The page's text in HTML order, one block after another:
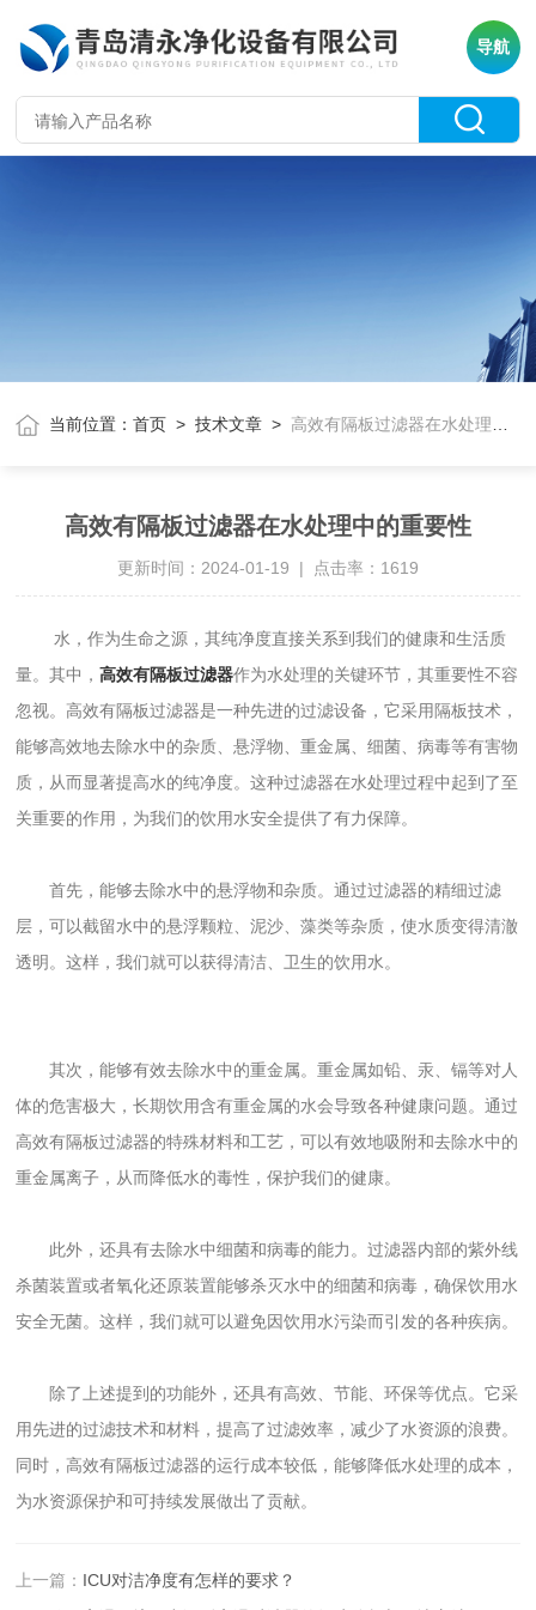
导航
当前位置：首页 >技术文章 > 高效有隔板过滤器在水处理中的重要性
高效有隔板过滤器在水处理中的重要性
更新时间：2024-01-19 | 点击率：1619
水，作为生命之源，其纯净度直接关系到我们的健康和生活质
量。其中，高效有隔板过滤器作为水处理的关键环节，其重要性不容
忽视。高效有隔板过滤器是一种先进的过滤设备，它采用隔板技术，
能够高效地去除水中的杂质、悬浮物、重金属、细菌、病毒等有害物
质，从而显著提高水的纯净度。这种过滤器在水处理过程中起到了至
关重要的作用，为我们的饮用水安全提供了有力保障。
首先，能够去除水中的悬浮物和杂质。通过过滤器的精细过滤
层，可以截留水中的悬浮颗粒、泥沙、藻类等杂质，使水质变得清澈
透明。这样，我们就可以获得清洁、卫生的饮用水。
其次，能够有效去除水中的重金属。重金属如铅、汞、镉等对人
体的危害极大，长期饮用含有重金属的水会导致各种健康问题。通过
高效有隔板过滤器的特殊材料和工艺，可以有效地吸附和去除水中的
重金属离子，从而降低水的毒性，保护我们的健康。
此外，还具有去除水中细菌和病毒的能力。过滤器内部的紫外线
杀菌装置或者氧化还原装置能够杀灭水中的细菌和病毒，确保饮用水
安全无菌。这样，我们就可以避免因饮用水污染而引发的各种疾病。
除了上述提到的功能外，还具有高效、节能、环保等优点。它采
用先进的过滤技术和材料，提高了过滤效率，减少了水资源的浪费。
同时，高效有隔板过滤器的运行成本较低，能够降低水处理的成本，
为水资源保护和可持续发展做出了贡献。
上一篇： ICU对洁净度有怎样的要求？